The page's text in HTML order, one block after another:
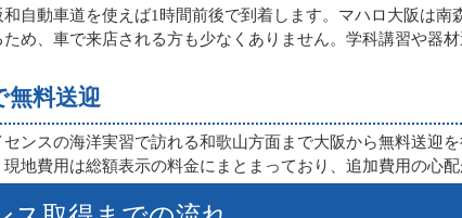
自動車道を使えば1時間前後で到着します。マハロ大阪は
め、車で来店される方も少なくありません。学科講習や器
料送迎
ンスの海洋実習で訪れる和歌山方面まで大阪から無料送迎
地費用は総額表示の料金にまとまっており、追加費用の心配